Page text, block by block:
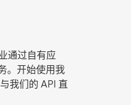
通过自有应
。开始使用我
我们的 API 直